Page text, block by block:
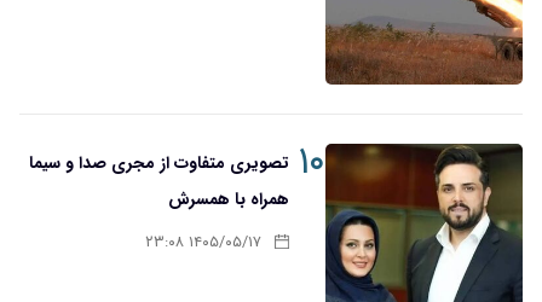
۱۰ تصویری متفاوت از مجری صدا و سیما
همراه با همسرش
۱۴۰۵/۰۵/۱۷ ۲۳:۰۸